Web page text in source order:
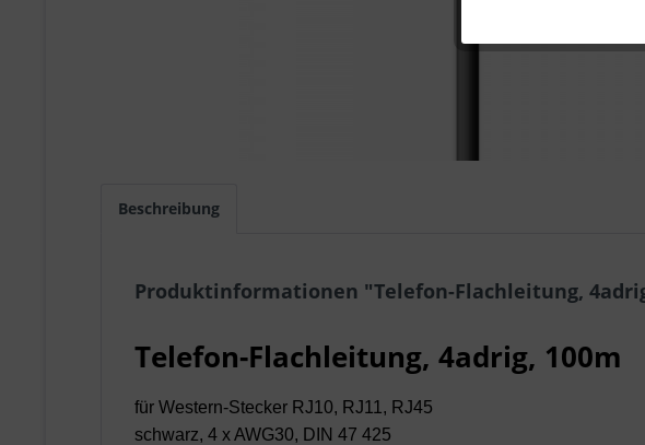
Beschreibung
Produktinformationen "Telefon-Flachleitung,
Telefon-Flachleitung, 4adrig, 100m
für Western-Stecker RJ10, RJ11, RJ45
schwarz, 4 x AWG30, DIN 47 425